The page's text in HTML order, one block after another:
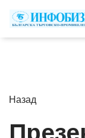
Назад